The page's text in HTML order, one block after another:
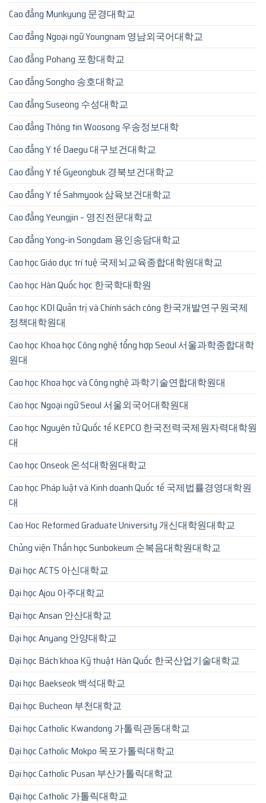
Cao đẳng Munkyung 문경대학교
Cao đẳng Ngoại ngữ Youngnam 영남외국어대학교
Cao đẳng Pohang 포항대학교
Cao đẳng Songho 송호대학교
Cao đẳng Suseong 수성대학교
Cao đẳng Thông tin Woosong 우송정보대학
Cao đẳng Y tế Daegu 대구보건대학교
Cao đẳng Y tế Gyeongbuk 경북보건대학교
Cao đẳng Y tế Sahmyook 삼육보건대학교
Cao đẳng Yeungjin – 영진전문대학교
Cao đẳng Yong-in Songdam 용인송담대학교
Cao học Giáo dục trí tuệ 국제뇌교육종합대학원대학교
Cao học Hàn Quốc học 한국학대학원
Cao học KDI Quản trị và Chính sách công 한국개발연구원국제
정책대학원대
Cao học Khoa học Công nghệ tổng hợp Seoul 서울과학종합대학
원대
Cao học Khoa học và Công nghệ 과학기술연합대학원대
Cao học Ngoại ngữ Seoul 서울외국어대학원대
Cao học Nguyên tử Quốc tế KEPCO 한국전력국제원자력대학원
대
Cao học Onseok 온석대학원대학교
Cao học Pháp luật và Kinh doanh Quốc tế 국제법률경영대학원
대
Cao Hoc Reformed Graduate University 개신대학원대학교
Chủng viện Thần học Sunbokeum 순복음대학원대학교
Đại học ACTS 아신대학교
Đại học Ajou 아주대학교
Đại học Ansan 안산대학교
Đại học Anyang 안양대학교
Đại học Bách khoa Kỹ thuật Hàn Quốc 한국산업기술대학교
Đại học Baekseok 백석대학교
Đại học Bucheon 부천대학교
Đại học Catholic Kwandong 가톨릭관동대학교
Đại học Catholic Mokpo 목포가톨릭대학교
Đại học Catholic Pusan 부산가톨릭대학교
Đại học Catholic 가톨릭대학교